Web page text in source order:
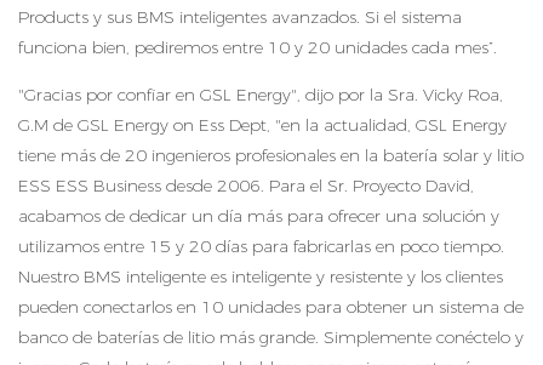
Products y sus BMS inteligentes avanzados. Si el sistema
funciona bien, pediremos entre 10 y 20 unidades cada mes”.
"Gracias por confiar en GSL Energy", dijo por la Sra. Vicky Roa,
G.M de GSL Energy on Ess Dept, "en la actualidad, GSL Energy
tiene más de 20 ingenieros profesionales en la batería solar y litio
ESS ESS Business desde 2006. Para el Sr. Proyecto David,
acabamos de dedicar un día más para ofrecer una solución y
utilizamos entre 15 y 20 días para fabricarlas en poco tiempo.
Nuestro BMS inteligente es inteligente y resistente y los clientes
pueden conectarlos en 10 unidades para obtener un sistema de
banco de baterías de litio más grande. Simplemente conéctelo y